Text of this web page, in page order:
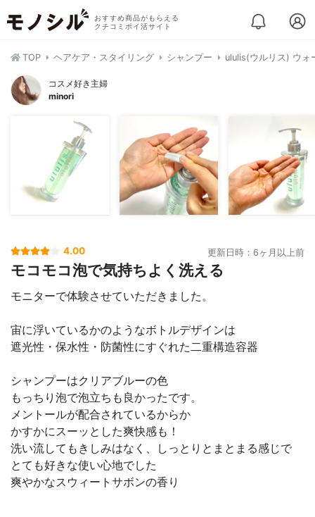
おすすめ商品がもらえる
クチコミポイ活サイト
TOP ヘアケア・スタイリング シャンプー ululis(ウルリス) ウォ
コスメ好き主婦
minori
4.00 更新日時：6ヶ月以上前
モコモコ泡で気持ちよく洗える
モニターで体験させていただきました。
宙に浮いているかのようなボトルデザインは
遮光性・保水性・防菌性にすぐれた二重構造容器
シャンプーはクリアブルーの色
もっちり泡で泡立ちも良かったです。
メントールが配合されているからか
かすかにスーッとした爽快感も！
洗い流してもきしみはなく、しっとりとまとまる感じで
とても好きな使い心地でした
爽やかなスウィートサボンの香り